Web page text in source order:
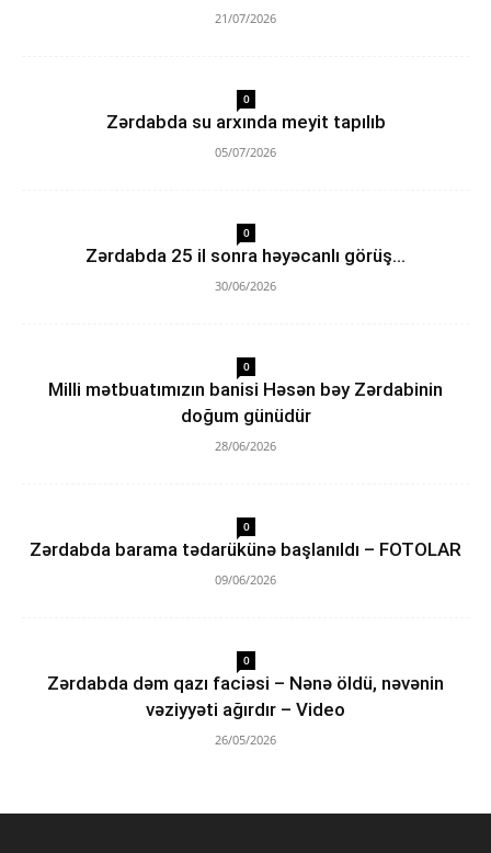
21/07/2026
0
Zərdabda su arxında meyit tapılıb
05/07/2026
0
Zərdabda 25 il sonra həyəcanlı görüş…
30/06/2026
0
Milli mətbuatımızın banisi Həsən bəy Zərdabinin
doğum günüdür
28/06/2026
0
Zərdabda barama tədarükünə başlanıldı – FOTOLAR
09/06/2026
0
Zərdabda dəm qazı faciəsi – Nənə öldü, nəvənin
vəziyyəti ağırdır – Video
26/05/2026